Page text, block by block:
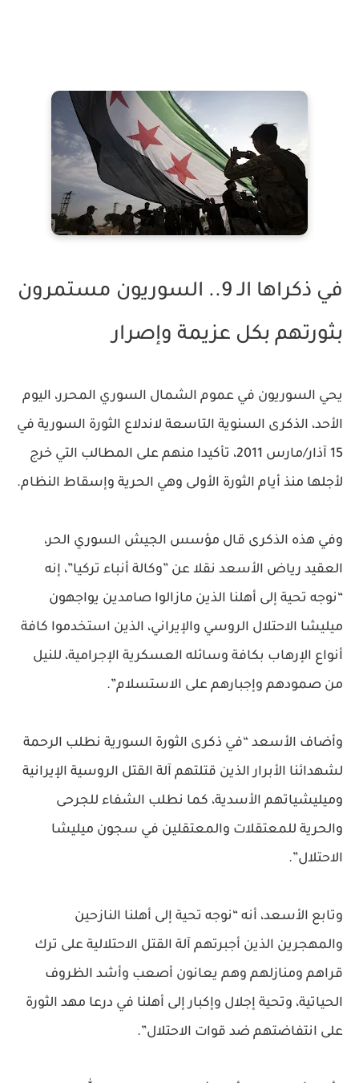
في ذكراها الـ 9.. السوريون مستمرون
بثورتهم بكل عزيمة وإصرار
يحي السوريون في عموم الشمال السوري المحرر، اليوم
الأحد، الذكرى السنوية التاسعة لاندلاع الثورة السورية في
15 آذار/مارس 2011، تأكيدا منهم على المطالب التي خرج
لأجلها منذ أيام الثورة الأولى وهي الحرية وإسقاط النظام.
وفي هذه الذكرى قال مؤسس الجيش السوري الحر،
العقيد رياض الأسعد نقلا عن ”وكالة أنباء تركيا”، إنه
“نوجه تحية إلى أهلنا الذين مازالوا صامدين يواجهون
ميليشا الاحتلال الروسي والإيراني، الذين استخدموا كافة
أنواع الإرهاب بكافة وسائله العسكرية الإجرامية، للنيل
من صمودهم وإجبارهم على الاستسلام”.
وأضاف الأسعد “في ذكرى الثورة السورية نطلب الرحمة
لشهدائنا الأبرار الذين قتلتهم آلة القتل الروسية الإيرانية
وميليشياتهم الأسدية، كما نطلب الشفاء للجرحى
والحرية للمعتقلات والمعتقلين في سجون ميليشا
الاحتلال”.
وتابع الأسعد، أنه “نوجه تحية إلى أهلنا النازحين
والمهجرين الذين أجبرتهم آلة القتل الاحتلالية على ترك
قراهم ومنازلهم وهم يعانون أصعب وأشد الظروف
الحياتية، وتحية إجلال وإكبار إلى أهلنا في درعا مهد الثورة
على انتفاضتهم ضد قوات الاحتلال”.